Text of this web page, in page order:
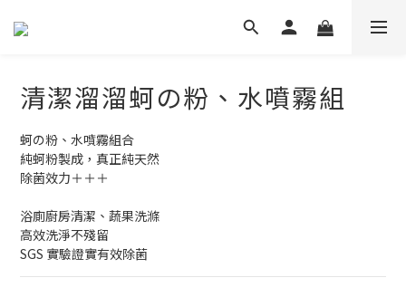
清潔溜溜蚵の粉、水噴霧組
蚵の粉、水噴霧組合
純蚵粉製成，真正純天然
除菌效力＋＋＋
浴廁廚房清潔、蔬果洗滌
高效洗淨不殘留
SGS 實驗證實有效除菌